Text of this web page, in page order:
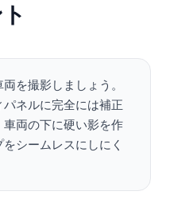
を撮影しましょう。
ネルに完全には補正
両の下に硬い影を作
シームレスにしにく